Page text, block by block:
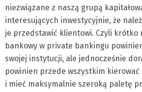
niezwiązane z naszą grupą
interesujących inwestycyjnie, że
je przedstawić klientowi. Czyli krótko
bankowy w private bankingu
swojej instytucji, ale jednocześnie
powinien przede wszystkim
i mieć maksymalnie szeroką paletę